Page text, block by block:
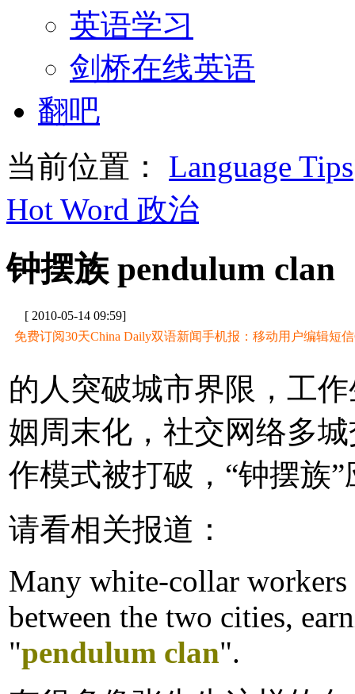
英语学习
剑桥在线英语
翻吧
当前位置： Language Tips
Hot Word 政治
钟摆族 pendulum clan
[ 2010-05-14 09:59]
免费订阅30天China Daily双语新闻手机报：移动用户编辑短信
的人突破城市界限，工
姻周末化，社交网络多
作模式被打破，“钟摆族
请看相关报道：
Many white-collar
between the two cities,
"pendulum clan".